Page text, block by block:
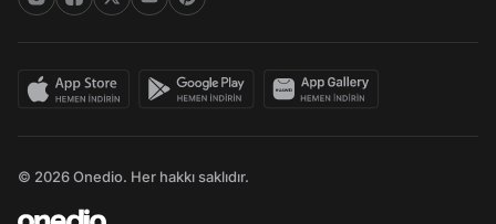
© 2026 Onedio. Her hakkı saklıdır.